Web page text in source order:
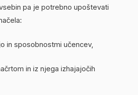
pa je potrebno upoštevati
in sposobnostmi učencev,
in iz njega izhajajočih